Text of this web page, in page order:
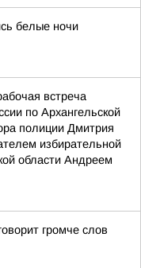
белые ночи
встреча
по Архангельской
полиции Дмитрия
избирательной
области Андреем
громче слов